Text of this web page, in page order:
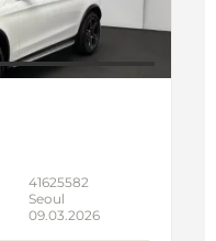
41625582
Seoul
09.03.2026